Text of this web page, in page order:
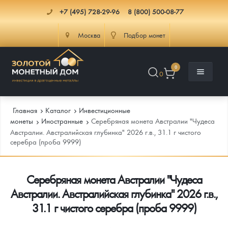
+7 (495) 728-29-96 8 (800) 500-08-77
Москва Подбор монет
0
0
Каталог
Инвестиционные монеты
Монеты Россия и СССР
Памятные и старинные монеты
Как сделать заказ
Подлинность монет
Доставка
Главная Каталог
Инвестиционные
монеты
Иностранные
Серебряная монета Австралии "Чудеса
Австралии. Австралийская глубинка" 2026 г.в., 31.1 г чистого
серебра (проба 9999)
Серебряная монета Австралии "Чудеса
Австралии. Австралийская глубинка" 2026 г.в.,
31.1 г чистого серебра (проба 9999)